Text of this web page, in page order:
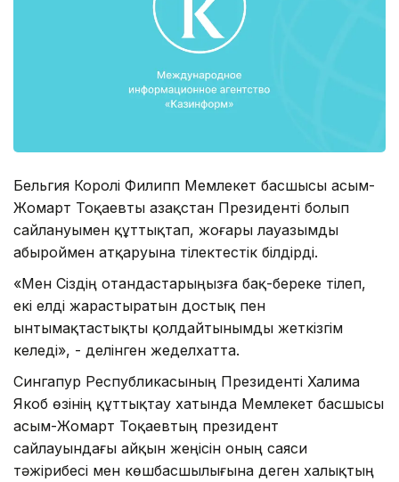
Бельгия Королі Филипп Мемлекет басшысы Қасым-
Жомарт Тоқаевты Қазақстан Президенті болып
сайлануымен құттықтап, жоғары лауазымды
абыроймен атқаруына тілектестік білдірді.
«Мен Сіздің отандастарыңызға бақ-береке тілеп,
екі елді жарастыратын достық пен
ынтымақтастықты қолдайтынымды жеткізгім
келеді», - делінген жеделхатта.
Сингапур Республикасының Президенті Халима
Якоб өзінің құттықтау хатында Мемлекет басшысы
Қасым-Жомарт Тоқаевтың президент
сайлауындағы айқын жеңісін оның саяси
тәжірибесі мен көшбасшылығына деген халықтың